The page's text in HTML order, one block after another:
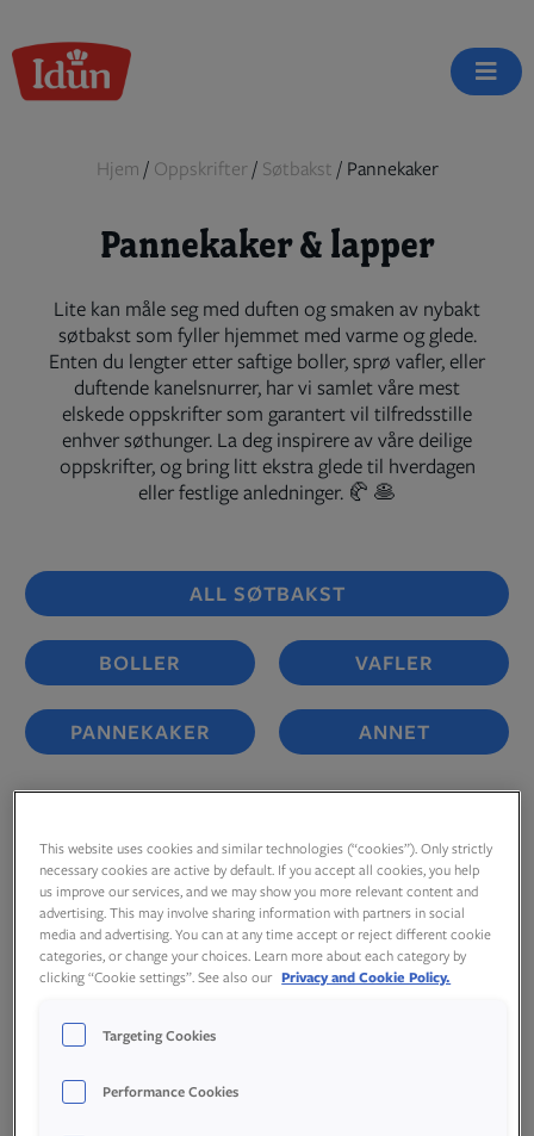
to
content
Hjem / Oppskrifter/ Søtbakst / Pannekaker
Pannekaker & lapper
Lite kan måle seg med duften og smaken av nybakt
søtbakst som fyller hjemmet med varme og glede.
Enten du lengter etter saftige boller, sprø vafler, eller
duftende kanelsnurrer, har vi samlet våre mest
elskede oppskrifter som garantert vil tilfredsstille
enhver søthunger. La deg inspirere av våre deilige
oppskrifter, og bring litt ekstra glede til hverdagen
eller festlige anledninger. 🥐 🥞
ALL SØTBAKST
BOLLER VAFLER
PANNEKAKER ANNET
This website uses cookies and similar technologies (“cookies”). Only strictly
necessary cookies are active by default. If you accept all cookies, you help
us improve our services, and we may show you more relevant content and
advertising. This may involve sharing information with partners in social
media and advertising. You can at any time accept or reject different cookie
categories, or change your choices. Learn more about each category by
clicking “Cookie settings”. See also our Privacy and Cookie Policy.
Targeting Cookies
Performance Cookies